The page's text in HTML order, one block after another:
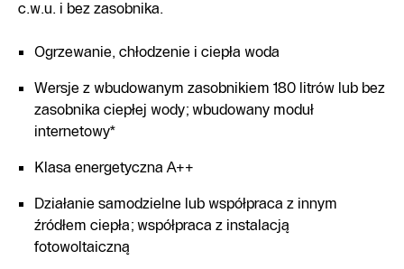
c.w.u. i bez zasobnika.
Ogrzewanie, chłodzenie i ciepła woda
Wersje z wbudowanym zasobnikiem 180 litrów lub bez
zasobnika ciepłej wody; wbudowany moduł
internetowy*
Klasa energetyczna A++
Działanie samodzielne lub współpraca z innym
źródłem ciepła; współpraca z instalacją
fotowoltaiczną